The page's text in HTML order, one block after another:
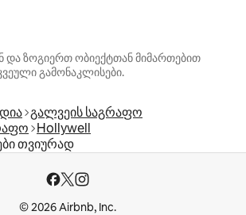
და ზოგიერთ ობიექტთან მიმართებით
გამონაკლისები.
გალვეის საგრაფო
Hollywell
თვიურად
© 2026 Airbnb, Inc.